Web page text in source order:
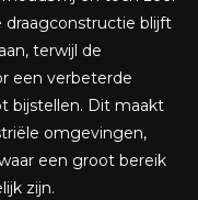
draagconstructie blijft
terwijl de
een verbeterde
bijstellen. Dit maakt
omgevingen,
een groot bereik
zijn.